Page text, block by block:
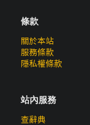
條款
關於本站
服務條款
隱私權條款
站內服務
查辭典